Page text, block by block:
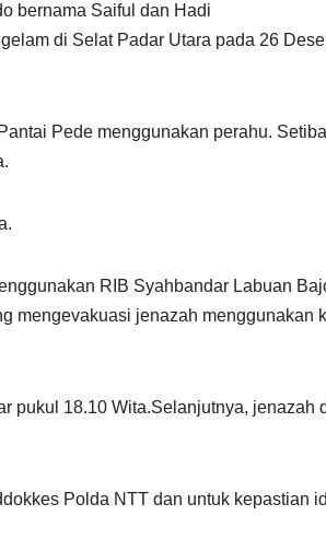
bernama Saiful dan Hadi
di Selat Padar Utara pada 26
Pede menggunakan perahu.
RIB Syahbandar Labuan
mengevakuasi jenazah menggunakan
pukul 18.10 Wita.Selanjutnya, jenazah
Polda NTT dan untuk kepastian